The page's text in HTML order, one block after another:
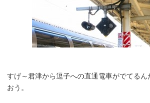
すげ～君津から逗子への直通電車がでてる
おう。